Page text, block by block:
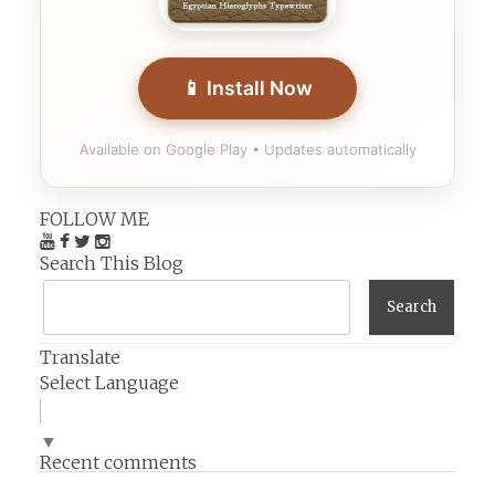
📱 Install Now
Available on Google Play • Updates automatically
FOLLOW ME
Search This Blog
Translate
Select Language
▼
Recent comments